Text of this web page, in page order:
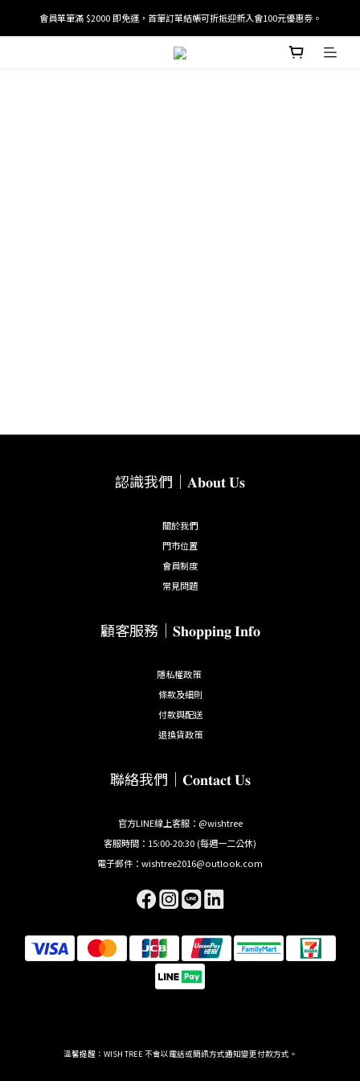
加入/驗證會員並綁定電話號碼，即可獲得百元購物金2張。
會員單筆滿 $2000 即免運，首筆訂單結帳可折抵迎新入會100元優惠劵。
加入/驗證會員並綁定電話號碼，即可獲得百元購物金2張。
認識我們｜𝐀𝐛𝐨𝐮𝐭 𝐔𝐬
關於我們
門市位置
會員制度
常見問題
顧客服務｜𝐒𝐡𝐨𝐩𝐩𝐢𝐧𝐠 𝐈𝐧𝐟𝐨
隱私權政策
條款及細則
付款與配送
退換貨政策
聯絡我們｜𝐂𝐨𝐧𝐭𝐚𝐜𝐭 𝐔𝐬
官方LINE線上客服：@wishtree
客服時間：15:00-20:30 (每週一二公休)
電子郵件：wishtree2016@outlook.com
溫馨提醒：WISH TREE 不會以電話或簡訊方式通知變更付款方式。